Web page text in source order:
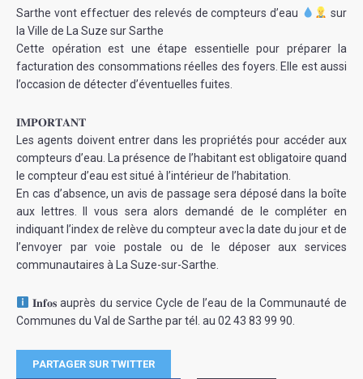
Sarthe vont effectuer des relevés de compteurs d’eau
sur
la Ville de La Suze sur Sarthe
Cette opération est une étape essentielle pour préparer la
facturation des consommations réelles des foyers. Elle est aussi
l’occasion de détecter d’éventuelles fuites.
𝐈𝐌𝐏𝐎𝐑𝐓𝐀𝐍𝐓
Les agents doivent entrer dans les propriétés pour accéder aux
compteurs d’eau. La présence de l’habitant est obligatoire quand
le compteur d’eau est situé à l’intérieur de l’habitation.
En cas d’absence, un avis de passage sera déposé dans la boîte
aux lettres. Il vous sera alors demandé de le compléter en
indiquant l’index de relève du compteur avec la date du jour et de
l’envoyer par voie postale ou de le déposer aux services
communautaires à La Suze-sur-Sarthe.
𝐈𝐧𝐟𝐨𝐬 auprès du service Cycle de l’eau de la Communauté de
Communes du Val de Sarthe par tél. au 02 43 83 99 90.
PARTAGER SUR TWITTER